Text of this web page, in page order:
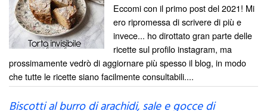
Eccomi con il primo post del 2021! Mi
ero ripromessa di scrivere di più e
invece... ho dirottato gran parte delle
ricette sul profilo instagram, ma
prossimamente vedrò di aggiornare più spesso il blog, in modo
che tutte le ricette siano facilmente consultabili....
Biscotti al burro di arachidi, sale e gocce di